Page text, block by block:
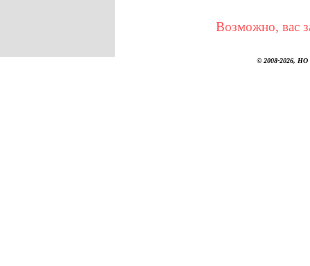
Возможно, вас
© 2008-2026,